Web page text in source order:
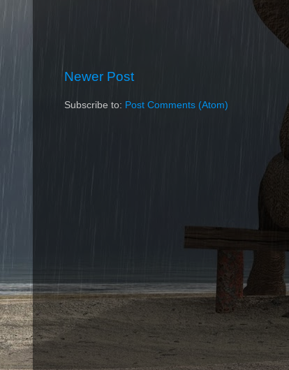
Newer Post
Subscribe to: Post Comments (Atom)